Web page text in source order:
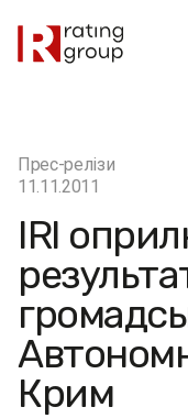
Прес-релізи
11.11.2011
IRI
Крим